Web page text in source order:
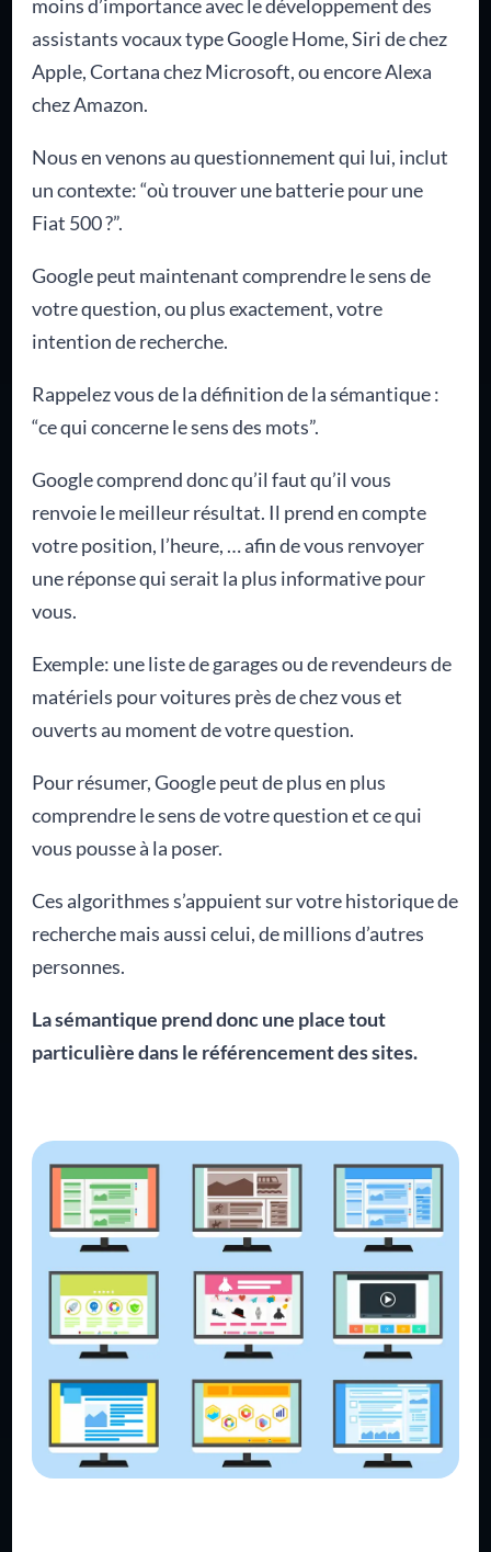
moins d’importance avec le développement des
assistants vocaux type Google Home, Siri de chez
Apple, Cortana chez Microsoft, ou encore Alexa
chez Amazon.
Nous en venons au questionnement qui lui, inclut
un contexte: “où trouver une batterie pour une
Fiat 500 ?”.
Google peut maintenant comprendre le sens de
votre question, ou plus exactement, votre
intention de recherche.
Rappelez vous de la définition de la sémantique :
“ce qui concerne le sens des mots”.
Google comprend donc qu’il faut qu’il vous
renvoie le meilleur résultat. Il prend en compte
votre position, l’heure, … afin de vous renvoyer
une réponse qui serait la plus informative pour
vous.
Exemple: une liste de garages ou de revendeurs de
matériels pour voitures près de chez vous et
ouverts au moment de votre question.
Pour résumer, Google peut de plus en plus
comprendre le sens de votre question et ce qui
vous pousse à la poser.
Ces algorithmes s’appuient sur votre historique de
recherche mais aussi celui, de millions d’autres
personnes.
La sémantique prend donc une place tout
particulière dans le référencement des sites.